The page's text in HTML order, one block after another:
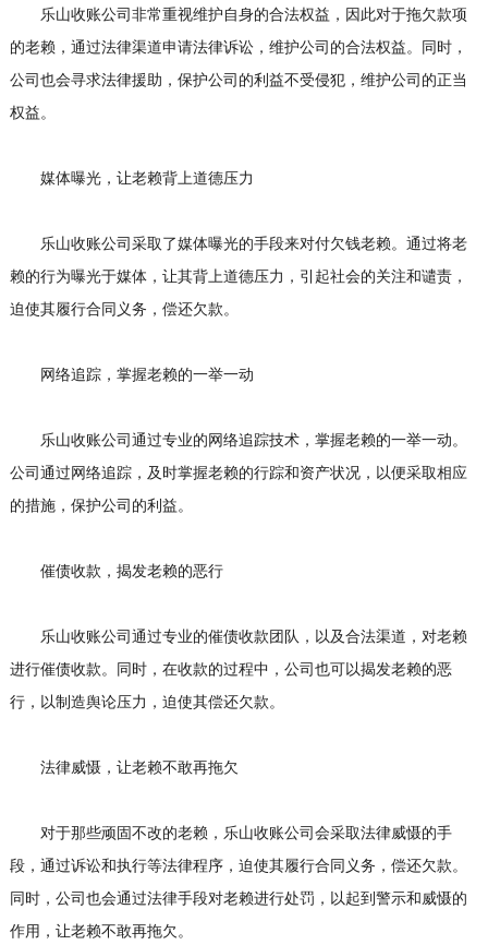
乐山收账公司非常重视维护自身的合法权益，因此对于拖欠款项
的老赖，通过法律渠道申请法律诉讼，维护公司的合法权益。同时，
公司也会寻求法律援助，保护公司的利益不受侵犯，维护公司的正当
权益。
媒体曝光，让老赖背上道德压力
乐山收账公司采取了媒体曝光的手段来对付欠钱老赖。通过将老
赖的行为曝光于媒体，让其背上道德压力，引起社会的关注和谴责，
迫使其履行合同义务，偿还欠款。
网络追踪，掌握老赖的一举一动
乐山收账公司通过专业的网络追踪技术，掌握老赖的一举一动。
公司通过网络追踪，及时掌握老赖的行踪和资产状况，以便采取相应
的措施，保护公司的利益。
催债收款，揭发老赖的恶行
乐山收账公司通过专业的催债收款团队，以及合法渠道，对老赖
进行催债收款。同时，在收款的过程中，公司也可以揭发老赖的恶
行，以制造舆论压力，迫使其偿还欠款。
法律威慑，让老赖不敢再拖欠
对于那些顽固不改的老赖，乐山收账公司会采取法律威慑的手
段，通过诉讼和执行等法律程序，迫使其履行合同义务，偿还欠款。
同时，公司也会通过法律手段对老赖进行处罚，以起到警示和威慑的
作用，让老赖不敢再拖欠。